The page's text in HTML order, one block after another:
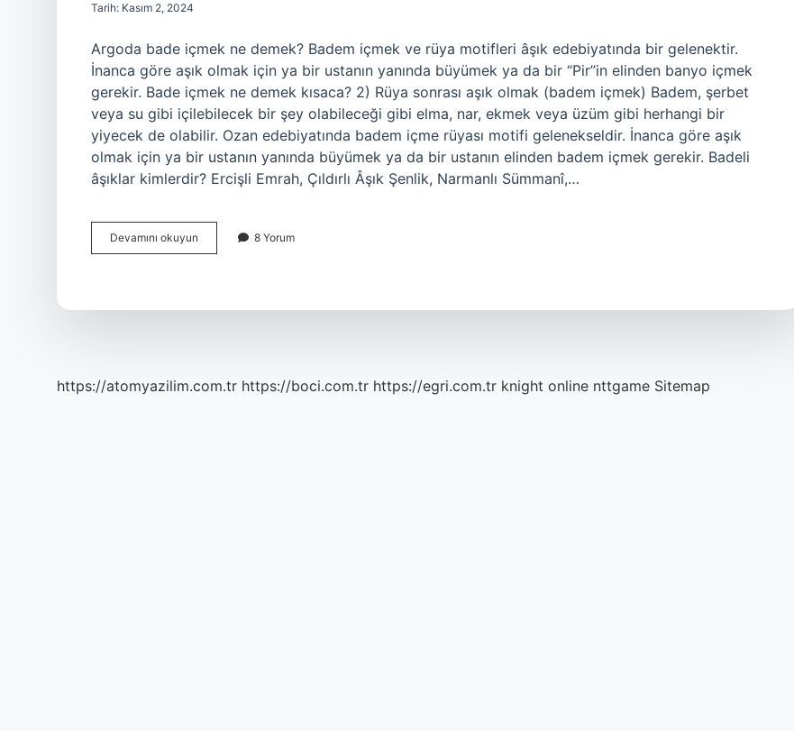
Tarih: Kasım 2, 2024
Argoda bade içmek ne demek? Badem içmek ve rüya motifleri âşık edebiyatında bir gelenektir.
İnanca göre aşık olmak için ya bir ustanın yanında büyümek ya da bir “Pir”in elinden banyo içmek
gerekir. Bade içmek ne demek kısaca? 2) Rüya sonrası aşık olmak (badem içmek) Badem, şerbet
veya su gibi içilebilecek bir şey olabileceği gibi elma, nar, ekmek veya üzüm gibi herhangi bir
yiyecek de olabilir. Ozan edebiyatında badem içme rüyası motifi gelenekseldir. İnanca göre aşık
olmak için ya bir ustanın yanında büyümek ya da bir ustanın elinden badem içmek gerekir. Badeli
âşıklar kimlerdir? Ercişli Emrah, Çıldırlı Âşık Şenlik, Narmanlı Sümmanî,…
Devamını okuyun
Elinden
8 Yorum
https://atomyazilim.com.tr https://boci.com.tr https://egri.com.tr knight online nttgame Sitemap